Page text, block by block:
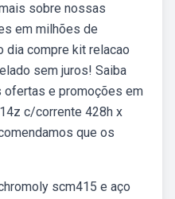
sobre nossas
em milhões de
dia compre kit relacao
sem juros! Saiba
e promoções em
c/corrente 428h x
que os
scm415 e aço